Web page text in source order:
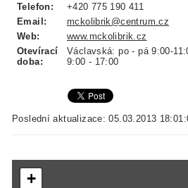
Telefon:
+420 775 190 411
Email:
mckolibrik@centrum.cz
Web:
www.mckolibrik.cz
Otevírací
doba:
Václavská: po - pá 9:00-
9:00 - 17:00
Poslední aktualizace: 05.03.2013
+